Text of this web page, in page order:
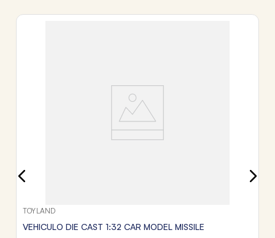
TOYLAND
VEHICULO DIE CAST 1:32 CAR MODEL MISSILE